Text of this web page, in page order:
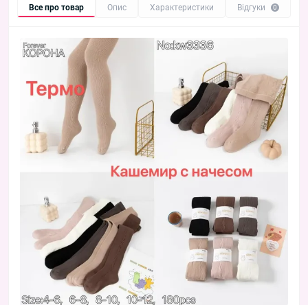
Все про товар Опис Характеристики Відгуки 0